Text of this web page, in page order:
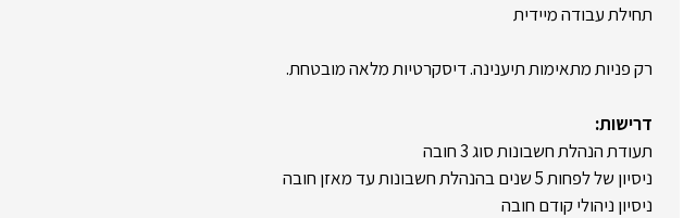
תחילת עבודה מיידית
רק פניות מתאימות תיענינה. דיסקרטיות מלאה מובטחת.
דרישות:
תעודת הנהלת חשבונות סוג 3 חובה
ניסיון של לפחות 5 שנים בהנהלת חשבונות עד מאזן חובה
ניסיון ניהולי קודם חובה